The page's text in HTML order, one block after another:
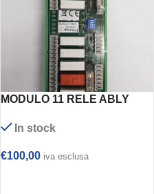
MODULO 11 RELE ABLY
In stock
€100,00 iva esclusa